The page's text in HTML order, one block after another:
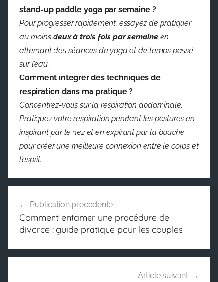
stand-up paddle yoga par semaine ?
Pour progresser rapidement, essayez de pratiquer
au moins deux à trois fois par semaine en
alternant des séances de yoga et de temps passé
sur l’eau.
Comment intégrer des techniques de
respiration dans ma pratique ?
Concentrez-vous sur la respiration abdominale.
Pratiquez votre respiration pendant les postures en
inspirant par le nez et en expirant par la bouche
pour créer une meilleure connexion entre le corps et
l’esprit.
de
l’article
Publication précédente
Comment entamer une procédure de
divorce : guide pratique pour les couples
Article suivant